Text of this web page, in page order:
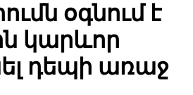
օգնում է
կարևոր
դեպի առաջ